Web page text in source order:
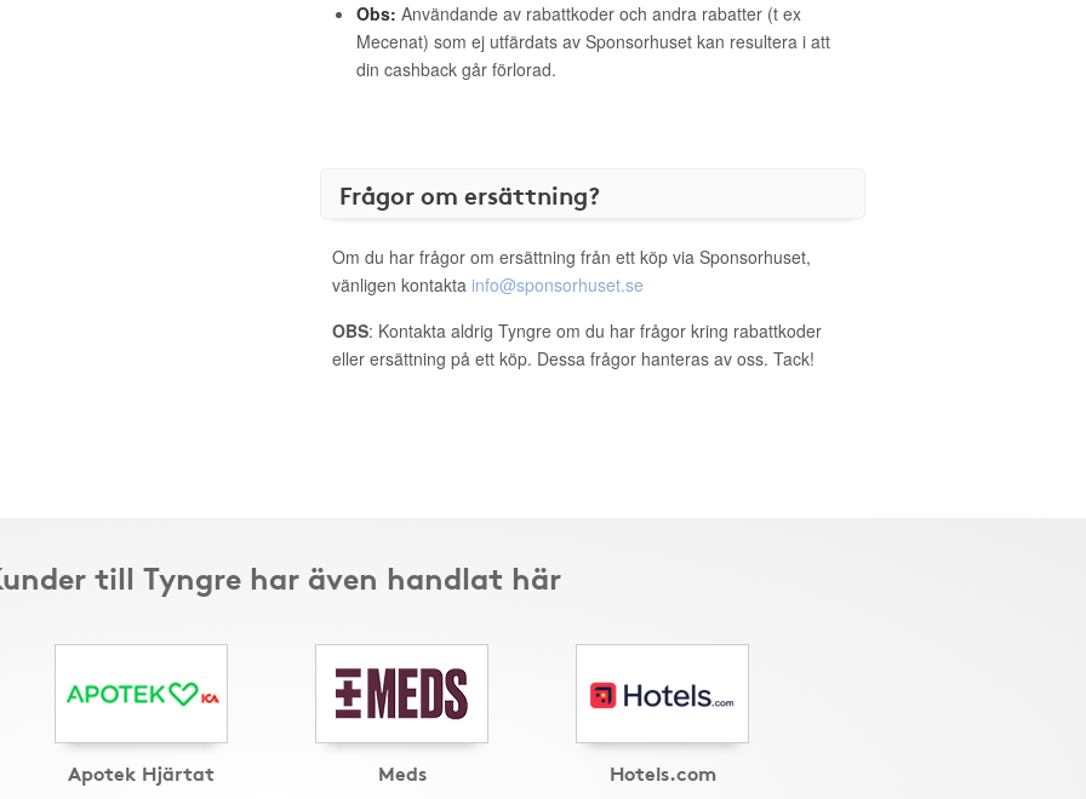
Obs: Användande av rabattkoder och andra rabatter (t ex
Mecenat) som ej utfärdats av Sponsorhuset kan resultera i att
din cashback går förlorad.
Frågor om ersättning?
Om du har frågor om ersättning från ett köp via Sponsorhuset,
vänligen kontakta info@sponsorhuset.se
OBS: Kontakta aldrig Tyngre om du har frågor kring rabattkoder
eller ersättning på ett köp. Dessa frågor hanteras av oss. Tack!
till Tyngre har även handlat här
Apotek Hjärtat Meds Hotels.com